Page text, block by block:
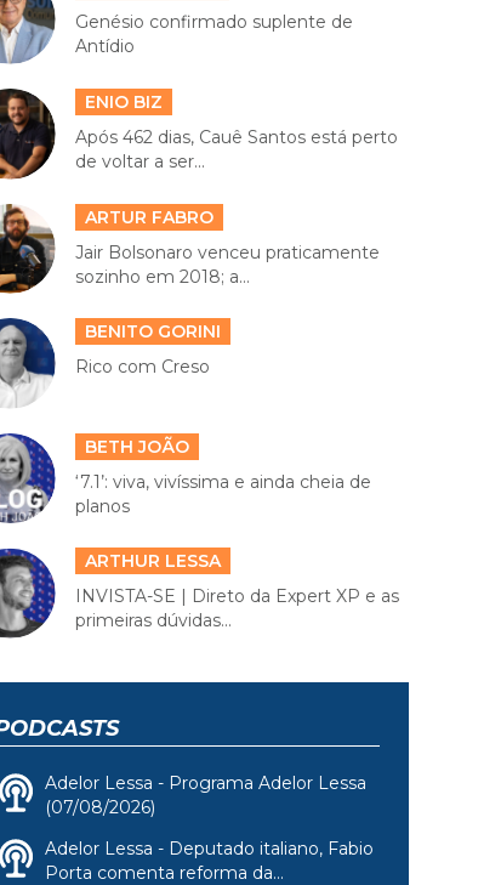
Genésio confirmado suplente de
Antídio
ENIO BIZ
Após 462 dias, Cauê Santos está perto
de voltar a ser...
ARTUR FABRO
Jair Bolsonaro venceu praticamente
sozinho em 2018; a...
BENITO GORINI
Rico com Creso
BETH JOÃO
‘7.1’: viva, vivíssima e ainda cheia de
planos
ARTHUR LESSA
INVISTA-SE | Direto da Expert XP e as
primeiras dúvidas...
Adelor Lessa - Programa Adelor Lessa
(07/08/2026)
Adelor Lessa - Deputado italiano, Fabio
Porta comenta reforma da...